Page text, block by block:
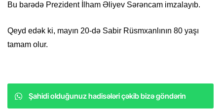
Bu barədə Prezident İlham Əliyev Sərəncam imzalayıb.
Qeyd edək ki, mayın 20-də Sabir Rüsmxanlının 80 yaşı
tamam olur.
Şahidi olduğunuz hadisələri çəkib bizə göndərin